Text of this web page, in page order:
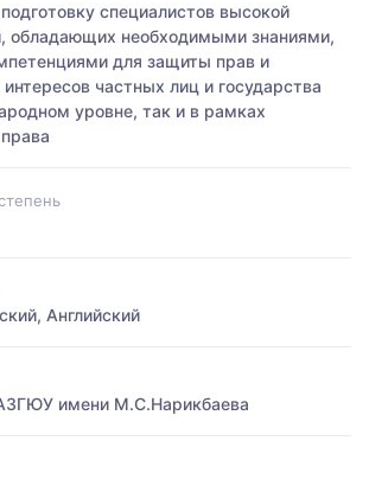
специалистов высокой
обладающих необходимыми знаниями,
для защиты прав и
частных лиц и государства
уровне, так и в рамках
Английский
имени М.С.Нарикбаева